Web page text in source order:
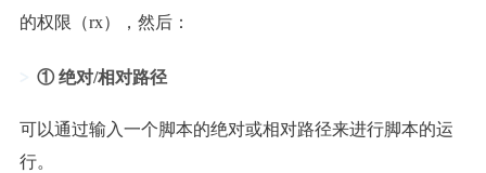
的权限（rx），然后：
① 绝对/相对路径
可以通过输入一个脚本的绝对或相对路径来进行脚本的运
行。